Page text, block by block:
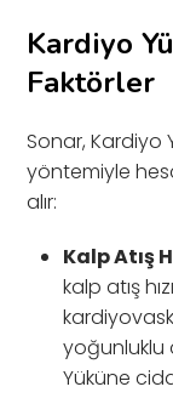
Kardiyo
Faktörler
Sonar, Kardiyo
yöntemiyle
alır:
Kalp Atış
kalp atış
yoğunluklu
Yüküne